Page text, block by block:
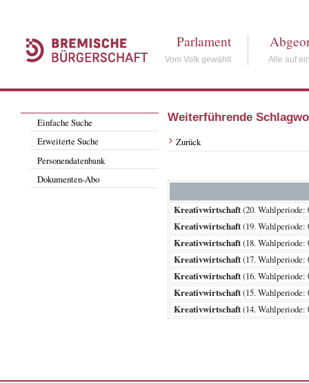
Parlament
Vom Volk gewählt Alle auf
Einfache Suche
Erweiterte Suche
Personendatenbank
Dokumenten-Abo
Weiterführende
Zurück
Kreativwirtschaft(20.
Kreativwirtschaft(19.
Kreativwirtschaft(18.
Kreativwirtschaft(17.
Kreativwirtschaft(16.
Kreativwirtschaft(15.
Kreativwirtschaft(14.